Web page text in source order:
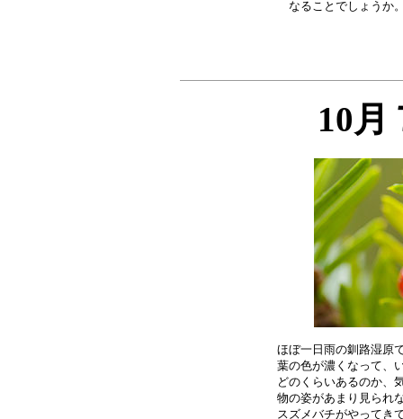
10月
ほぼ一日雨の釧路湿原
葉の色が濃くなって、
どのくらいあるのか、
物の姿があまり見られ
スズメバチがやってき